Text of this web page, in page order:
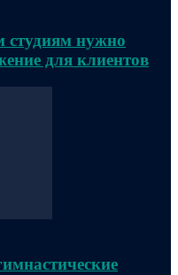
студиям нужно
для клиентов